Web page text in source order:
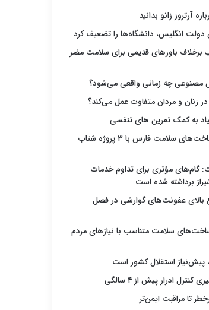
آرتروز زانو بدانید
انگلیس، دانشگاه‌ها را تضعیف کرد
برخلاف باورهای قدیمی برای سلامت مضر
مصنوعی چه زمانی واقعی می‌شود؟
زنان و مردان متفاوت عمل می‌کند؟
به کمک تمرین های تنفسی
توسعه زیرساخت‌های سلامت فارس با ۳ پروژه شتاب
گام‌های مؤثری برای تداوم خدمات
برداشته شده است
بالای عفونت‌های گوارشی در فصل
سلامت متناسب با نیازهای مردم
پیش‌نیاز استقلال کشور است
ادرار پیش از ۴ سالگی
تا مراقبت ایمن‌تر